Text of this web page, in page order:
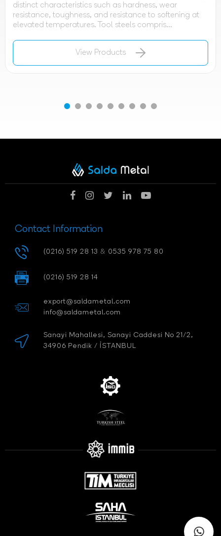
distinct characteristics such as hardness, wear
resistance, toughness, and resistance to softening at
elevated temperatures. Tool steels compris...
View Products
Contact Information
(0216) 519 28 13 & 0535 978 75 80
(0216) 519 28 14
export@saldametal.com
info@saldametal.com
Sanayi Mahallesi, Sanayi Caddesi No 21/2,
34906 Pendik / İSTANBUL